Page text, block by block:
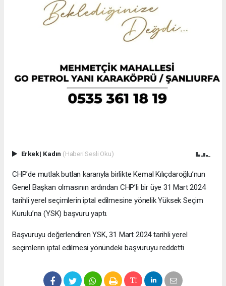
Erkek| Kadın (Haberi Sesli Oku)
CHP’de mutlak butlan kararıyla birlikte Kemal Kılıçdaroğlu’nun
Genel Başkan olmasının ardından CHP’li bir üye 31 Mart 2024
tarihli yerel seçimlerin iptal edilmesine yönelik Yüksek Seçim
Kurulu’na (YSK) başvuru yaptı.
Başvuruyu değerlendiren YSK, 31 Mart 2024 tarihli yerel
seçimlerin iptal edilmesi yönündeki başvuruyu reddetti.